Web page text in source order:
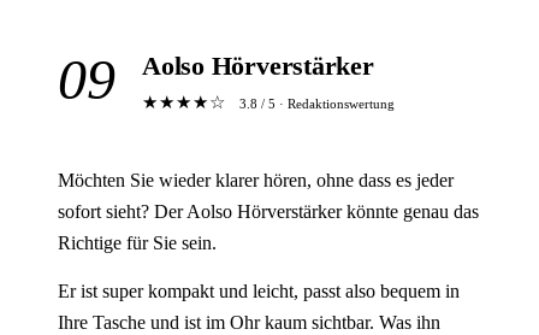
09 Aolso Hörverstärker
★★★★☆ 3.8 / 5 · Redaktionswertung
Möchten Sie wieder klarer hören, ohne dass es jeder
sofort sieht? Der Aolso Hörverstärker könnte genau das
Richtige für Sie sein.
Er ist super kompakt und leicht, passt also bequem in
Ihre Tasche und ist im Ohr kaum sichtbar. Was ihn